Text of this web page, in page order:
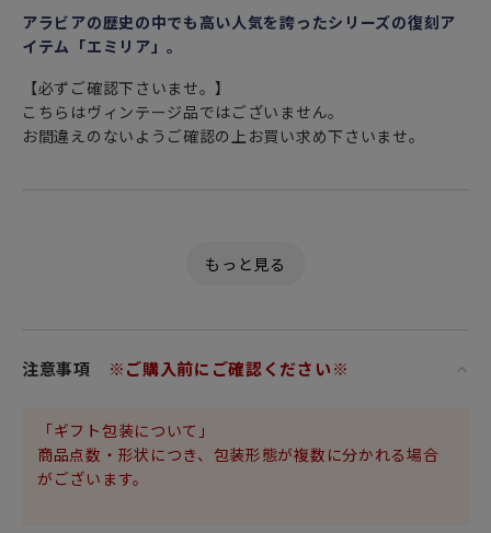
アラビアの歴史の中でも高い人気を誇ったシリーズの復刻ア
イテム「エミリア」。
【必ずご確認下さいませ。】
こちらはヴィンテージ品ではございません。
お間違えのないようご確認の上お買い求め下さいませ。
ARABIA アラビアより創立150周年を記念して名作「エミリ
モダンに蘇ります。
どこか懐かしくおとぎ話のように美しいひとときがデザイン
注意事項 ※ご購入前にご確認ください※
「ギフト包装について」
商品点数・形状につき、包装形態が複数に分かれる場合
がございます。